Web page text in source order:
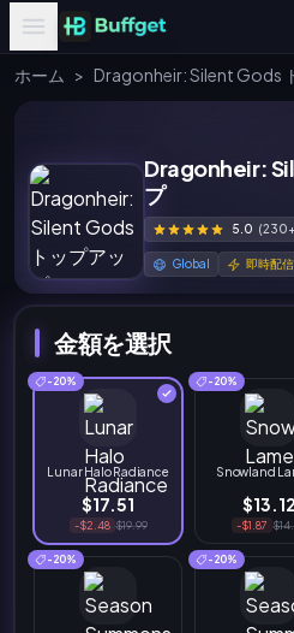
ホーム > Dragonheir: Silent Gods
Dragonheir:
プ
5.0
Global 即時配信
金額を選択
-20%
Lunar Halo Radiance
$17.51
-$2.48 $19.99
-20%
Snowland
$13.12
-$1.87
-20% -20%